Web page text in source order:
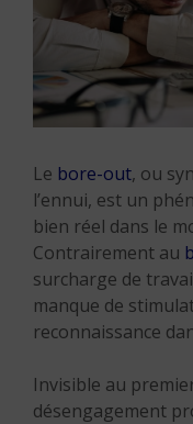
Le bore-out, ou
l’ennui, est un
bien réel dans le
Contrairement au
surcharge de
manque de
reconnaissance
Invisible au
désengagement